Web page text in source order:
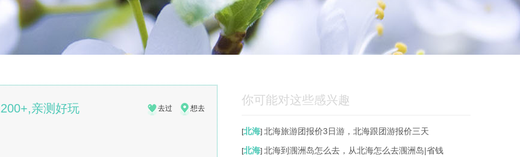
亲测好玩 想去
去过
你可能对这些感兴趣
[北海] 北海旅游团报价3日游，北海跟团游报价三天
[北海] 北海到涠洲岛怎么去，从北海怎么去涠洲岛|省钱